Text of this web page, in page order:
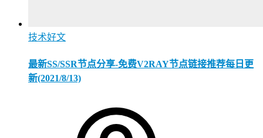
技术好文
最新SS/SSR节点分享-免费V2RAY节点链接推荐每日更
新(2021/8/13)